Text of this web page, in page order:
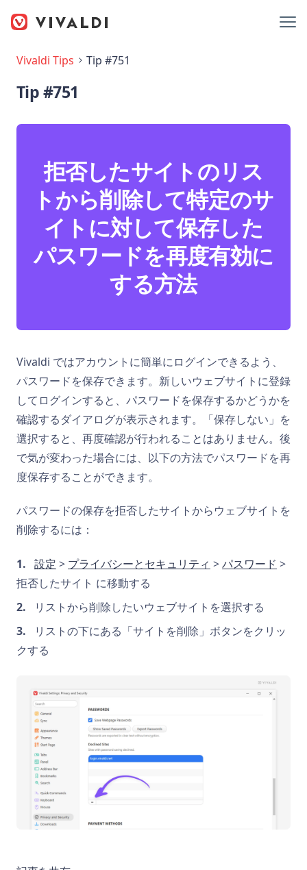
Vivaldi Tips Tip #751
Tip #751
拒否したサイトのリス
トから削除して特定のサ
イトに対して保存した
パスワードを再度有効に
する方法
Vivaldi ではアカウントに簡単にログインできるよう、
パスワードを保存できます。新しいウェブサイトに登録
してログインすると、パスワードを保存するかどうかを
確認するダイアログが表示されます。「保存しない」を
選択すると、再度確認が行われることはありません。後
で気が変わった場合には、以下の方法でパスワードを再
度保存することができます。
パスワードの保存を拒否したサイトからウェブサイトを
削除するには：
設定 > プライバシーとセキュリティ >パスワード >
拒否したサイト に移動する
リストから削除したいウェブサイトを選択する
リストの下にある「サイトを削除」ボタンをクリッ
クする